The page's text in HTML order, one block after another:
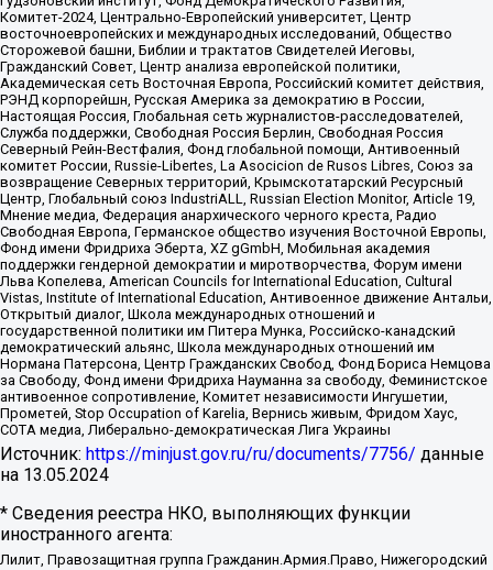
Комитет-2024, Центрально-Европейский университет, Центр
восточноевропейских и международных исследований, Общество
Сторожевой башни, Библии и трактатов Свидетелей Иеговы,
Гражданский Совет, Центр анализа европейской политики,
Академическая сеть Восточная Европа, Российский комитет действия,
РЭНД корпорейшн, Русская Америка за демократию в России,
Настоящая Россия, Глобальная сеть журналистов-расследователей,
Служба поддержки, Свободная Россия Берлин, Свободная Россия
Северный Рейн-Вестфалия, Фонд глобальной помощи, Антивоенный
комитет России, Russie-Libertes, La Asocicion de Rusos Libres, Союз за
возвращение Северных территорий, Крымскотатарский Ресурсный
Центр, Глобальный союз IndustriALL, Russian Election Monitor, Article 19,
Мнение медиа, Федерация анархического черного креста, Радио
Свободная Европа, Германское общество изучения Восточной Европы,
Фонд имени Фридриха Эберта, XZ gGmbH, Мобильная академия
поддержки гендерной демократии и миротворчества, Форум имени
Льва Копелева, American Councils for International Education, Cultural
Vistas, Institute of International Education, Антивоенное движение Антальи,
Открытый диалог, Школа международных отношений и
государственной политики им Питера Мунка, Российско-канадский
демократический альянс, Школа международных отношений им
Нормана Патерсона, Центр Гражданских Свобод, Фонд Бориса Немцова
за Свободу, Фонд имени Фридриха Науманна за свободу, Феминистское
антивоенное сопротивление, Комитет независимости Ингушетии,
Прометей, Stop Occupation of Karelia, Вернись живым, Фридом Хаус,
СОТА медиа, Либерально-демократическая Лига Украины
Источник: https://minjust.gov.ru/ru/documents/7756/ данные
на 13.05.2024
* Сведения реестра НКО, выполняющих функции
иностранного агента:
Лилит, Правозащитная группа Гражданин.Армия.Право, Нижегородский